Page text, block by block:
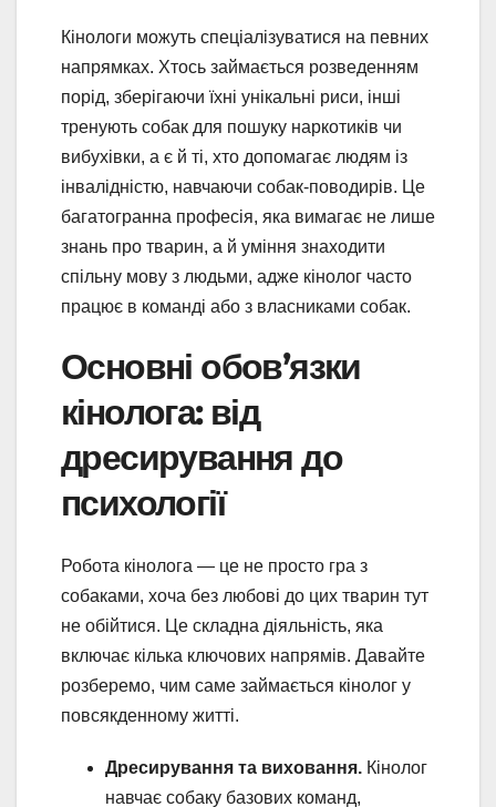
Кінологи можуть спеціалізуватися на певних
напрямках. Хтось займається розведенням
порід, зберігаючи їхні унікальні риси, інші
тренують собак для пошуку наркотиків чи
вибухівки, а є й ті, хто допомагає людям із
інвалідністю, навчаючи собак-поводирів. Це
багатогранна професія, яка вимагає не лише
знань про тварин, а й уміння знаходити
спільну мову з людьми, адже кінолог часто
працює в команді або з власниками собак.
Основні обов’язки
кінолога: від
дресирування до
психології
Робота кінолога — це не просто гра з
собаками, хоча без любові до цих тварин тут
не обійтися. Це складна діяльність, яка
включає кілька ключових напрямів. Давайте
розберемо, чим саме займається кінолог у
повсякденному житті.
Дресирування та виховання. Кінолог
навчає собаку базових команд,